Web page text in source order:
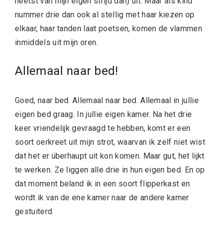
nummer drie dan ook al stellig met haar kiezen op
elkaar, haar tanden laat poetsen, komen de vlammen
inmiddels uit mijn oren.
Allemaal naar bed!
Goed, naar bed. Allemaal naar bed. Allemaal in jullie
eigen bed graag. In jullie eigen kamer. Na het drie
keer vriendelijk gevraagd te hebben, komt er een
soort oerkreet uit mijn strot, waarvan ik zelf niet wist
dat het er überhaupt uit kon komen. Maar gut, het lijkt
te werken. Ze liggen alle drie in hun eigen bed. En op
dat moment beland ik in een soort flipperkast en
wordt ik van de ene kamer naar de andere kamer
gestuiterd.